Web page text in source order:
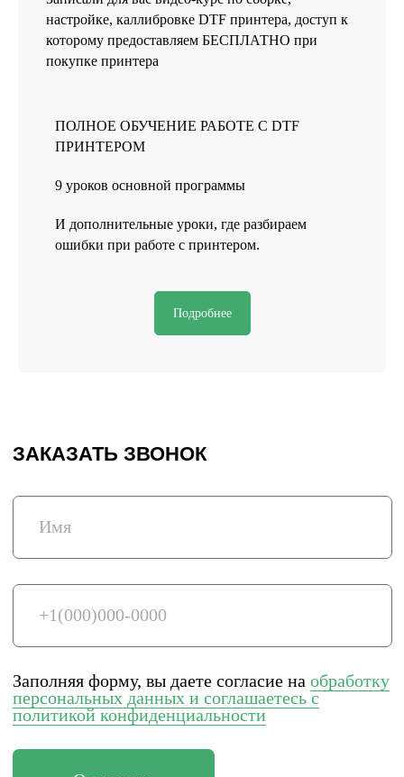
настройке, каллибровке DTF принтера, доступ к
которому предоставляем БЕСПЛАТНО при
покупке принтера
ПОЛНОЕ ОБУЧЕНИЕ РАБОТЕ С DTF
ПРИНТЕРОМ
9 уроков основной программы
И дополнительные уроки, где разбираем
ошибки при работе с принтером.
Подробнее